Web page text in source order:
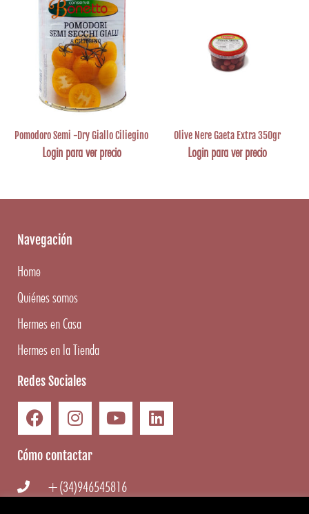
Pomodoro Semi -Dry Giallo Ciliegino
Login para ver precio
Olive Nere Gaeta Extra 350gr
Login para ver precio
Navegación
Home
Quiénes somos
Hermes en Casa
Hermes en la Tienda
Redes Sociales
Cómo contactar
+(34)946545816